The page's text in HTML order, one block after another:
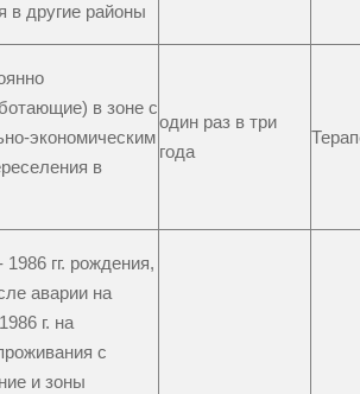
в другие районы
в зоне с
экономическим
в
один раз в три
года
гг. рождения,
аварии на
г. на
с
и зоны